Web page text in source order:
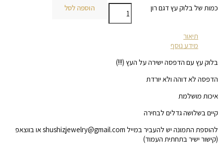
כמות של בלוק עץ דגם רון הוספה לסל
תיאור
מידע נוסף
בלוק עץ עם הדפסה ישירה על העץ (!!!)
הדפסה לא דוהה ולא יורדת
איכות מושלמת
קיים בשלושה גדלים לבחירה
להוספת התמונה יש להעביר במייל shushizjewelry@gmail.com או בווצאפ
(קישור ישיר בתחתית העמוד)